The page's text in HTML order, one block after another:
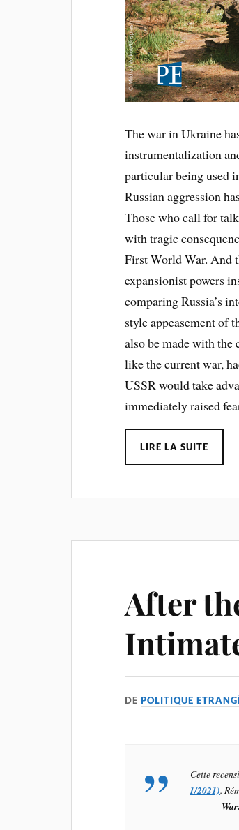
The war in Ukraine
instrumentalization
particular being used
Russian aggression
Those who call for
with tragic
First World War. And
expansionist powers
comparing Russia’s
style appeasement of
also be made with the
like the current war,
USSR would take
immediately raised
LIRE LA SUITE
After
DEPOLITIQUE
Cette
1/2021).